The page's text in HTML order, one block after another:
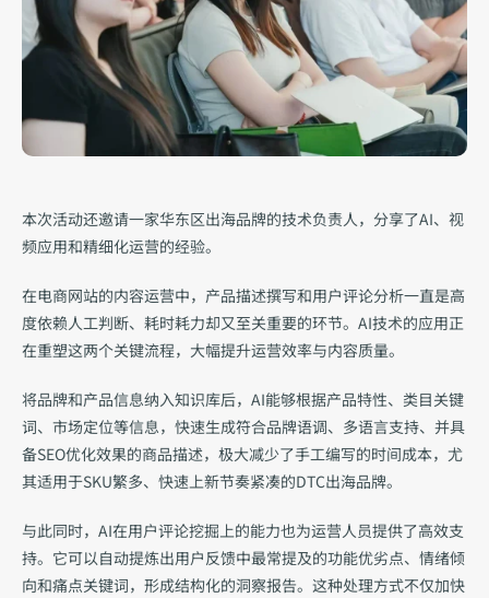
本次活动还邀请一家华东区出海品牌的技术负责人，分享了AI、视
频应用和精细化运营的经验。
在电商网站的内容运营中， 产品描述撰写和用户评论分析一直是高
度依赖人工判断、耗时耗力却又至关重要的环节。AI技术的应用正
在重塑这两个关键流程，大幅提升运营效率与内容质量。
将品牌和产品信息纳入知识库后，AI能够根据产品特性、类目关键
词、市场定位等信息， 快速生成符合品牌语调、多语言支持、并具
备SEO优化效果的商品描述，极大减少了手工编写的时间成本，尤
其适用于SKU繁多、快速上新节奏紧凑的DTC出海品牌。
与此同时，AI在用户评论挖掘上的能力也为运营人员提供了高效支
持。它可以自动提炼出用户反馈中最常提及的功能优劣点、情绪倾
向和痛点关键词，形成结构化的洞察报告。这种处理方式不仅加快